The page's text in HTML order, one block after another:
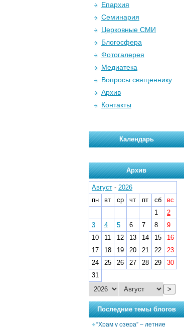
Епархия
Семинария
Церковные СМИ
Блогосфера
Фотогалерея
Медиатека
Вопросы священнику
Архив
Контакты
Календарь
Архив
Август - 2026
пн
вт ср чт пт сб
вс
1
2
3
4 5 6 7 8
9
10
11 12 13 14 15
16
17
18 19 20 21 22
23
24
25 26 27 28 29
30
31
>
Последние темы блогов
“Храм у озера” – летние